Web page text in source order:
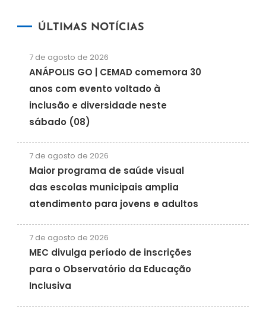
ÚLTIMAS NOTÍCIAS
7 de agosto de 2026
ANÁPOLIS GO | CEMAD comemora 30
anos com evento voltado à
inclusão e diversidade neste
sábado (08)
7 de agosto de 2026
Maior programa de saúde visual
das escolas municipais amplia
atendimento para jovens e adultos
7 de agosto de 2026
MEC divulga período de inscrições
para o Observatório da Educação
Inclusiva